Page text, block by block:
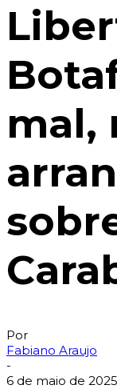
mal,
Por
Fabiano Araujo
-
6 de maio de 2025